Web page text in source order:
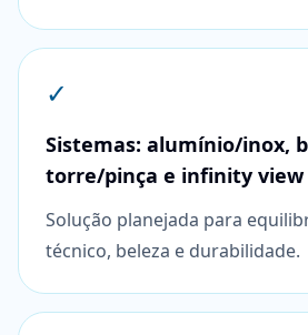
✓
Sistemas: alumínio/inox,
torre/pinça e infinity view
Solução planejada para
técnico, beleza e durabilidade.